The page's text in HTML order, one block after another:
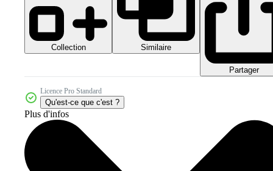
Collection Similaire
Partager
Licence Pro Standard
Qu'est-ce que c'est ?
Plus d'infos